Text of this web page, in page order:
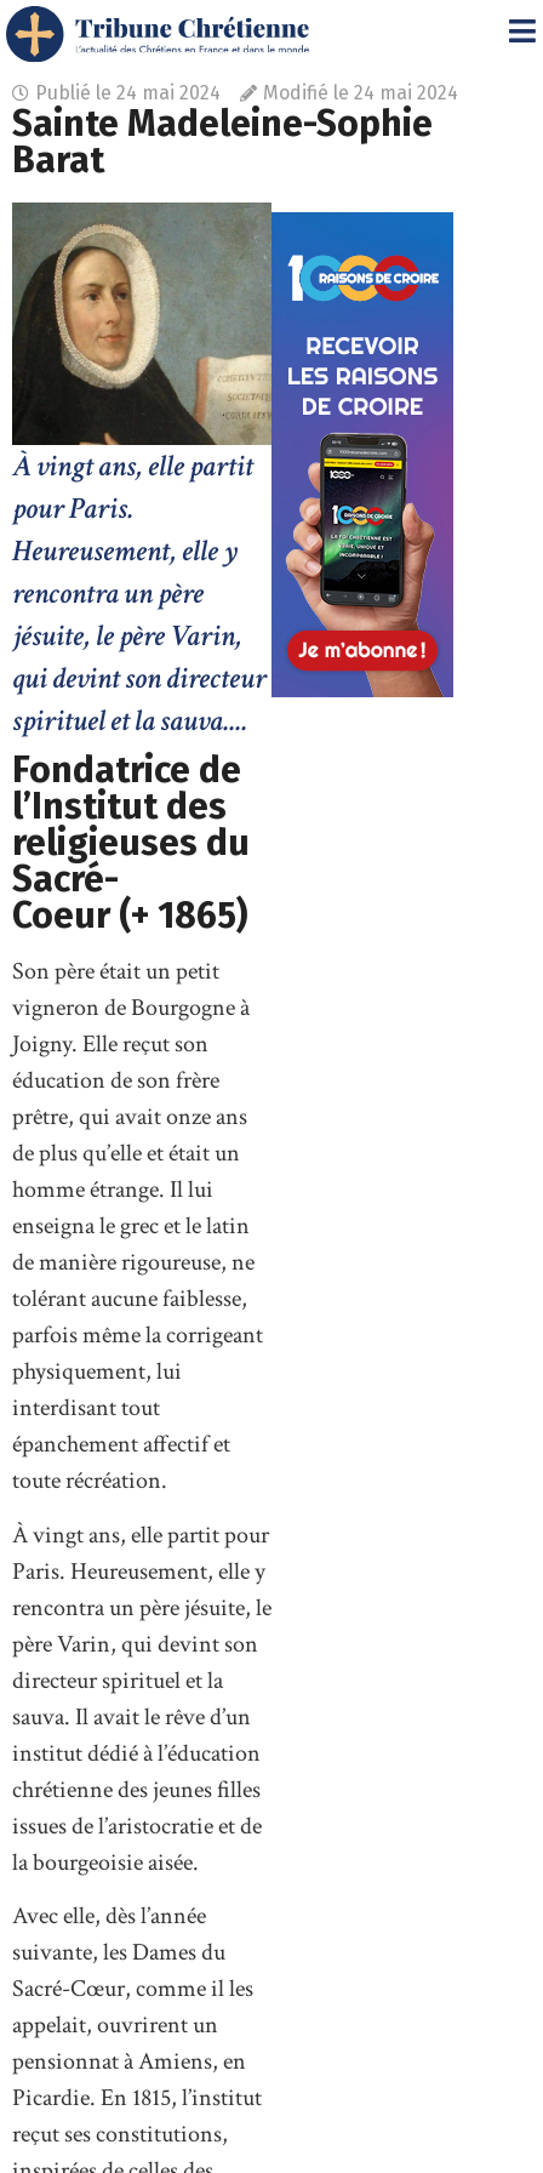
Publié le 24 mai 2024 Modifié le 24 mai 2024
Sainte Madeleine-Sophie
Barat
À vingt ans, elle partit
pour Paris.
Heureusement, elle y
rencontra un père
jésuite, le père Varin,
qui devint son directeur
spirituel et la sauva....
Fondatrice de
l’Institut des
religieuses du
Sacré-
Coeur (+ 1865)
Son père était un petit
vigneron de Bourgogne à
Joigny. Elle reçut son
éducation de son frère
prêtre, qui avait onze ans
de plus qu’elle et était un
homme étrange. Il lui
enseigna le grec et le latin
de manière rigoureuse, ne
tolérant aucune faiblesse,
parfois même la corrigeant
physiquement, lui
interdisant tout
épanchement affectif et
toute récréation.
À vingt ans, elle partit pour
Paris. Heureusement, elle y
rencontra un père jésuite, le
père Varin, qui devint son
directeur spirituel et la
sauva. Il avait le rêve d’un
institut dédié à l’éducation
chrétienne des jeunes filles
issues de l’aristocratie et de
la bourgeoisie aisée.
Avec elle, dès l’année
suivante, les Dames du
Sacré-Cœur, comme il les
appelait, ouvrirent un
pensionnat à Amiens, en
Picardie. En 1815, l’institut
reçut ses constitutions,